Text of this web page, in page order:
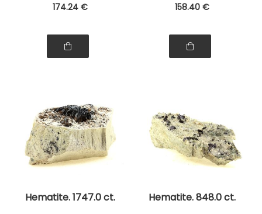
174.24 € 158.40 €
Hematite. 1747.0 ct. Hematite. 848.0 ct.